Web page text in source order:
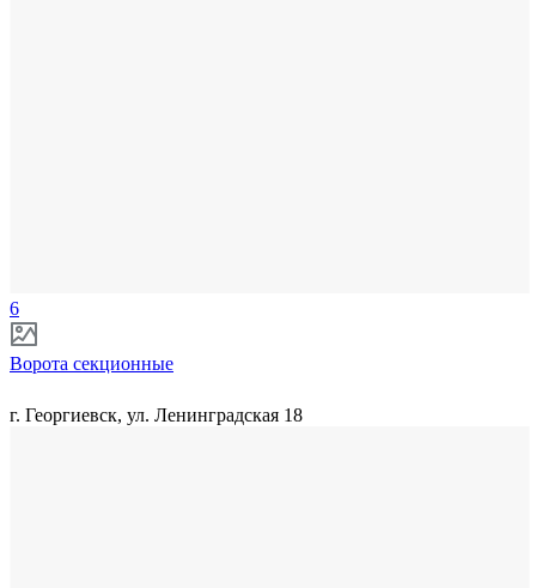
6
Ворота секционные
г. Георгиевск, ул. Ленинградская 18